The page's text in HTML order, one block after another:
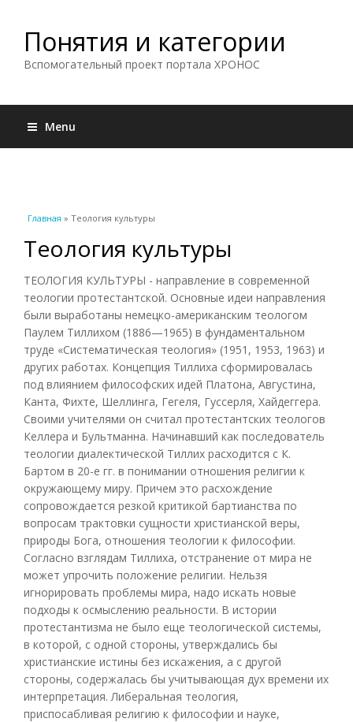
Понятия и категории
Вспомогательный проект портала ХРОНОС
Menu
Вы здесь
Главная » Теология культуры
Теология культуры
ТЕОЛОГИЯ КУЛЬТУРЫ - направление в современной
теологии протестантской. Основные идеи направления
были выработаны немецко-американским теологом
Паулем Тиллихом (1886—1965) в фундаментальном
труде «Систематическая теология» (1951, 1953, 1963) и
других работах. Концепция Тиллиха сформировалась
под влиянием философских идей Платона, Августина,
Канта, Фихте, Шеллинга, Гегеля, Гуссерля, Хайдеггера.
Своими учителями он считал протестантских теологов
Келлера и Бультманна. Начинавший как последователь
теологии диалектической Тиллих расходится с К.
Бартом в 20-е гг. в понимании отношения религии к
окружающему миру. Причем это расхождение
сопровождается резкой критикой бартианства по
вопросам трактовки сущности христианской веры,
природы Бога, отношения теологии к философии.
Согласно взглядам Тиллиха, отстранение от мира не
может упрочить положение религии. Нельзя
игнорировать проблемы мира, надо искать новые
подходы к осмыслению реальности. В истории
протестантизма не было еще теологической системы,
в которой, с одной стороны, утверждались бы
христианские истины без искажения, а с другой
стороны, содержалась бы учитывающая дух времени их
интерпретация. Либеральная теология,
приспосабливая религию к философии и науке,